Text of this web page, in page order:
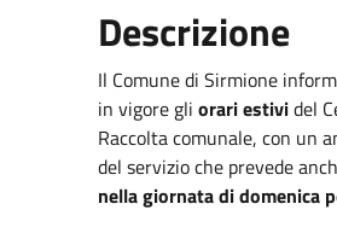
Descrizione
Il Comune di Sirmione
in vigore gli orari estividel
Raccolta comunale, con un
del servizio che prevede
nella giornata di domenica